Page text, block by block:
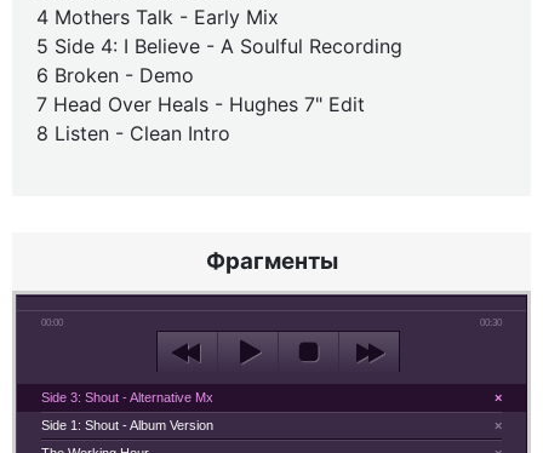
4 Mothers Talk - Early Mix
5 Side 4: I Believe - A Soulful Recording
6 Broken - Demo
7 Head Over Heals - Hughes 7" Edit
8 Listen - Clean Intro
Фрагменты
00:00 00:30
×
Side 3: Shout - Alternative Mx
×
Side 1: Shout - Album Version